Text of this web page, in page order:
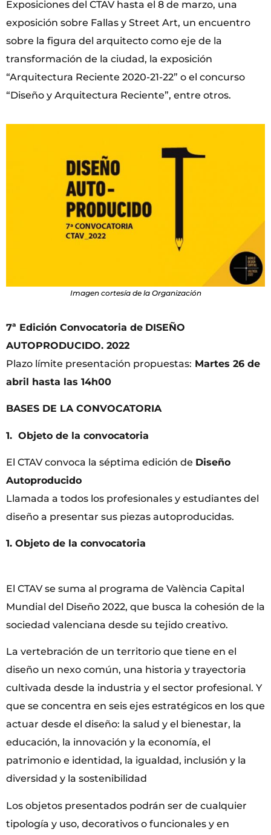
Exposiciones del CTAV hasta el 8 de marzo, una
exposición sobre Fallas y Street Art, un encuentro
sobre la figura del arquitecto como eje de la
transformación de la ciudad, la exposición
“Arquitectura Reciente 2020-21-22” o el concurso
“Diseño y Arquitectura Reciente”, entre otros.
Imagen cortesía de la Organización
7ª Edición Convocatoria de DISEÑO
AUTOPRODUCIDO. 2022
Plazo límite presentación propuestas: Martes 26 de
abril hasta las 14h00
BASES DE LA CONVOCATORIA
1. Objeto de la convocatoria
El CTAV convoca la séptima edición de Diseño
Autoproducido
Llamada a todos los profesionales y estudiantes del
diseño a presentar sus piezas autoproducidas.
1. Objeto de la convocatoria
El CTAV se suma al programa de València Capital
Mundial del Diseño 2022, que busca la cohesión de la
sociedad valenciana desde su tejido creativo.
La vertebración de un territorio que tiene en el
diseño un nexo común, una historia y trayectoria
cultivada desde la industria y el sector profesional. Y
que se concentra en seis ejes estratégicos en los que
actuar desde el diseño: la salud y el bienestar, la
educación, la innovación y la economía, el
patrimonio e identidad, la igualdad, inclusión y la
diversidad y la sostenibilidad
Los objetos presentados podrán ser de cualquier
tipología y uso, decorativos o funcionales y en